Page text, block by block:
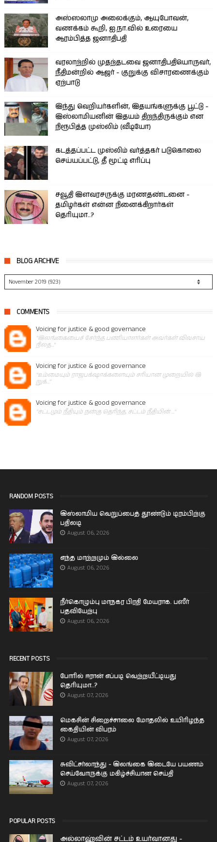
அஸ்ஸலாமு அலைக்கும், ஆயுபோவன்,
வணக்கம் கூறி, ஐ.நா.வில் உரையை
ஆரம்பித்த ஜனாதிபதி
வரலாற்றில் முதற்தடவை ஜனாதிபதியொருவர்,
நீதிமன்றில் ஆஜர் - குறுக்கு விசாரணைக்கும்
ஏற்பாடு
இந்து வெறியர்களின், இதயங்களுக்கு பூட்டு -
இஸ்லாமியனின் இதயம் திறந்திருக்கும் என
நிரூபித்த முஸ்லிம் (வீடியோ)
கடத்தப்பட்ட முஸ்லிம் வர்த்தகர் படுகொலை
செய்யப்பட்டு, தீ மூட்டி எரிப்பு
சவூதி இளவரசருக்கு மரணதண்டனை -
தமிழர்கள் என்ன நினைக்கிறார்கள்
தெரியுமா..?
BLOG ARCHIVE
COMMENTS
Voicing for justice & good governance
"இலங்கையைச் சேர்ந்த பணியாளர்கள் அவர்கள் விவசாய
நிலத..."
Voicing for justice & good governance
"உம்மையும் ராஜபக்‌ஷாக்களையும் சரியான முறையில் இ
றுக்..."
Voicing for justice & good governance
"சட்டமும் நீதியும் நன்கு தெரிந்த, சட்டம் நீதியின் ..."
RANDOM POSTS
இஸ்லாமிய வெறுப்பைத் தூண்டும் டிரம்பிற்கு
பதிலடி
August 06, 2026
எந்த மாற்றமும் இல்லை
August 06, 2026
நீர்கொழும்பு மாநகர பிரதி மேயராக. பஸீர்
பதவியேற்பு
August 06, 2026
RECENT POSTS
போரில் ஈரான் எப்படி வெற்றயீட்டியது
தெரியுமா..?
August 07, 2026
மெகசின் சிறைச்சாலை மோதலில் உயிரிழந்த
கைதியின் விபரம்
August 07, 2026
சுவிட்சர்லாந்து - இலங்கை இடையே பயணம்
செய்வோருக்கு மகிழ்ச்சியான செய்தி
August 07, 2026
POPULAR POSTS
அல்லாஹ்வின் சட்டம் உயர்வானது -